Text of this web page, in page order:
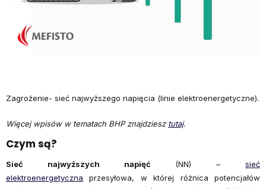
Zagrożenie- sieć najwyższego napięcia (linie elektroenergetyczne).
Więcej wpisów w tematach BHP znajdziesz tutaj.
Czym są?
Sieć najwyższych napięć (NN) – sieć
elektroenergetyczna przesyłowa, w której różnica potencjałów